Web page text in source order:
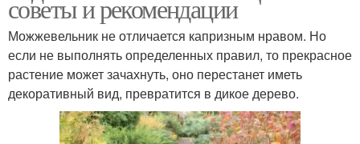
советы и рекомендации
Можжевельник не отличается капризным нравом. Но
если не выполнять определенных правил, то прекрасное
растение может зачахнуть, оно перестанет иметь
декоративный вид, превратится в дикое дерево.